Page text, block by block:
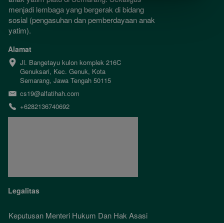
menjadi lembaga yang bergerak di bidang
sosial (pengasuhan dan pemberdayaan anak
yatim).
Alamat
Jl. Bangetayu kulon komplek 216C
Genuksari, Kec. Genuk, Kota
Semarang, Jawa Tengah 50115
cs19@alfatihah.com
+6282136740692
Legalitas
Keputusan Menteri Hukum Dan Hak Asasi